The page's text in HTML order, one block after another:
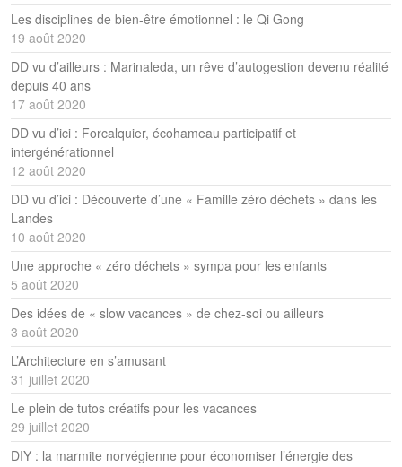
Les disciplines de bien-être émotionnel : le Qi Gong
19 août 2020
DD vu d’ailleurs : Marinaleda, un rêve d’autogestion devenu réalité
depuis 40 ans
17 août 2020
DD vu d’ici : Forcalquier, écohameau participatif et
intergénérationnel
12 août 2020
DD vu d’ici : Découverte d’une « Famille zéro déchets » dans les
Landes
10 août 2020
Une approche « zéro déchets » sympa pour les enfants
5 août 2020
Des idées de « slow vacances » de chez-soi ou ailleurs
3 août 2020
L’Architecture en s’amusant
31 juillet 2020
Le plein de tutos créatifs pour les vacances
29 juillet 2020
DIY : la marmite norvégienne pour économiser l’énergie des